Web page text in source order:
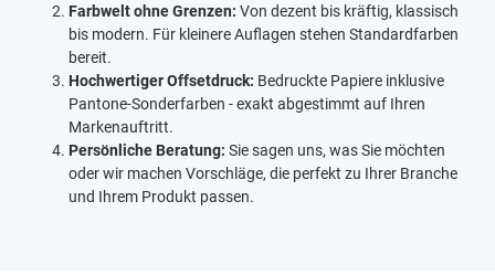
Farbwelt ohne Grenzen: Von dezent bis kräftig, klassisch
bis modern. Für kleinere Auflagen stehen Standardfarben
bereit.
Hochwertiger Offsetdruck: Bedruckte Papiere inklusive
Pantone-Sonderfarben - exakt abgestimmt auf Ihren
Markenauftritt.
Persönliche Beratung: Sie sagen uns, was Sie möchten
oder wir machen Vorschläge, die perfekt zu Ihrer Branche
und Ihrem Produkt passen.